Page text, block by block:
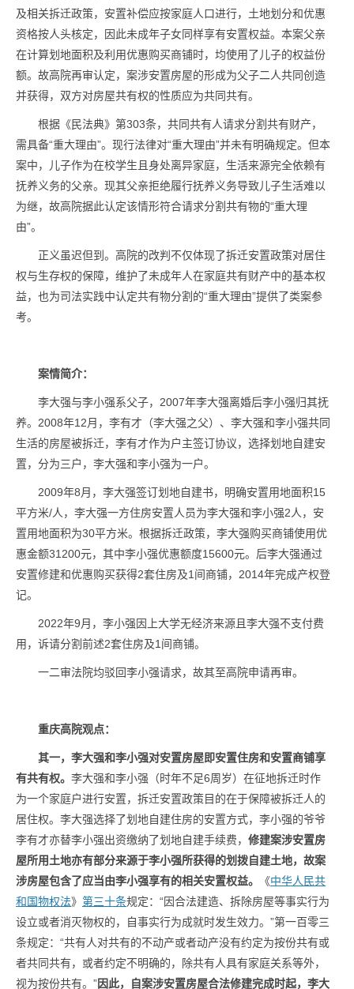
及相关拆迁政策，安置补偿应按家庭人口进行，土地划分和优惠
资格按人头核定，因此未成年子女同样享有安置权益。本案父亲
在计算划地面积及利用优惠购买商铺时，均使用了儿子的权益份
额。故高院再审认定，案涉安置房屋的形成为父子二人共同创造
并获得，双方对房屋共有权的性质应为共同共有。
根据《民法典》第303条，共同共有人请求分割共有财产，
需具备“重大理由”。现行法律对“重大理由”并未有明确规定。但本
案中，儿子作为在校学生且身处离异家庭，生活来源完全依赖有
抚养义务的父亲。现其父亲拒绝履行抚养义务导致儿子生活难以
为继，故高院据此认定该情形符合请求分割共有物的“重大理
由”。
正义虽迟但到。高院的改判不仅体现了拆迁安置政策对居住
权与生存权的保障，维护了未成年人在家庭共有财产中的基本权
益，也为司法实践中认定共有物分割的“重大理由”提供了类案参
考。
案情简介：
李大强与李小强系父子，2007年李大强离婚后李小强归其抚
养。2008年12月，李有才（李大强之父）、李大强和李小强共同
生活的房屋被拆迁，李有才作为户主签订协议，选择划地自建安
置，分为三户，李大强和李小强为一户。
2009年8月，李大强签订划地自建书，明确安置用地面积15
平方米/人，李大强一方住房安置人员为李大强和李小强2人，安
置用地面积为30平方米。根据拆迁政策，李大强购买商铺使用优
惠金额31200元，其中李小强优惠额度15600元。后李大强通过
安置修建和优惠购买获得2套住房及1间商铺，2014年完成产权登
记。
2022年9月，李小强因上大学无经济来源且李大强不支付费
用，诉请分割前述2套住房及1间商铺。
一二审法院均驳回李小强请求，故其至高院申请再审。
重庆高院观点：
其一，李大强和李小强对安置房屋即安置住房和安置商铺享
有共有权。 李大强和李小强（时年不足6周岁）在征地拆迁时作
为一个家庭户进行安置，拆迁安置政策目的在于保障被拆迁人的
居住权。李大强选择了划地自建住房的安置方式，李小强的爷爷
李有才亦替李小强出资缴纳了划地自建手续费， 修建案涉安置房
屋所用土地亦有部分来源于李小强所获得的划拨自建土地，故案
涉房屋包含了应当由李小强享有的相关安置权益。
《中华人民共
和国物权法》 第三十条规定：“因合法建造、拆除房屋等事实行为
设立或者消灭物权的，自事实行为成就时发生效力。”第一百零三
条规定：“共有人对共有的不动产或者动产没有约定为按份共有或
者共同共有，或者约定不明确的，除共有人具有家庭关系等外，
视为按份共有。”因此，自案涉安置房屋合法修建完成时起，李大